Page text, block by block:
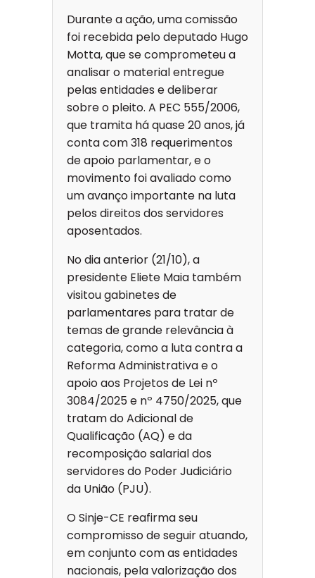
Durante a ação, uma comissão
foi recebida pelo deputado Hugo
Motta, que se comprometeu a
analisar o material entregue
pelas entidades e deliberar
sobre o pleito. A PEC 555/2006,
que tramita há quase 20 anos, já
conta com 318 requerimentos
de apoio parlamentar, e o
movimento foi avaliado como
um avanço importante na luta
pelos direitos dos servidores
aposentados.
No dia anterior (21/10), a
presidente Eliete Maia também
visitou gabinetes de
parlamentares para tratar de
temas de grande relevância à
categoria, como a luta contra a
Reforma Administrativa e o
apoio aos Projetos de Lei nº
3084/2025 e nº 4750/2025, que
tratam do Adicional de
Qualificação (AQ) e da
recomposição salarial dos
servidores do Poder Judiciário
da União (PJU).
O Sinje-CE reafirma seu
compromisso de seguir atuando,
em conjunto com as entidades
nacionais, pela valorização dos